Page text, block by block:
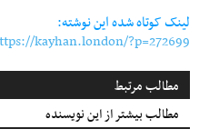
لینک کوتاه شده این نوشته:
kayhan.london/?p=272699
مطالب مرتبط
مطالب بیشتر از این نویسنده